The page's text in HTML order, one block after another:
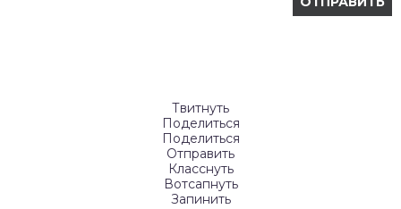
Твитнуть
Поделиться
Поделиться
Отправить
Класснуть
Вотсапнуть
Запинить